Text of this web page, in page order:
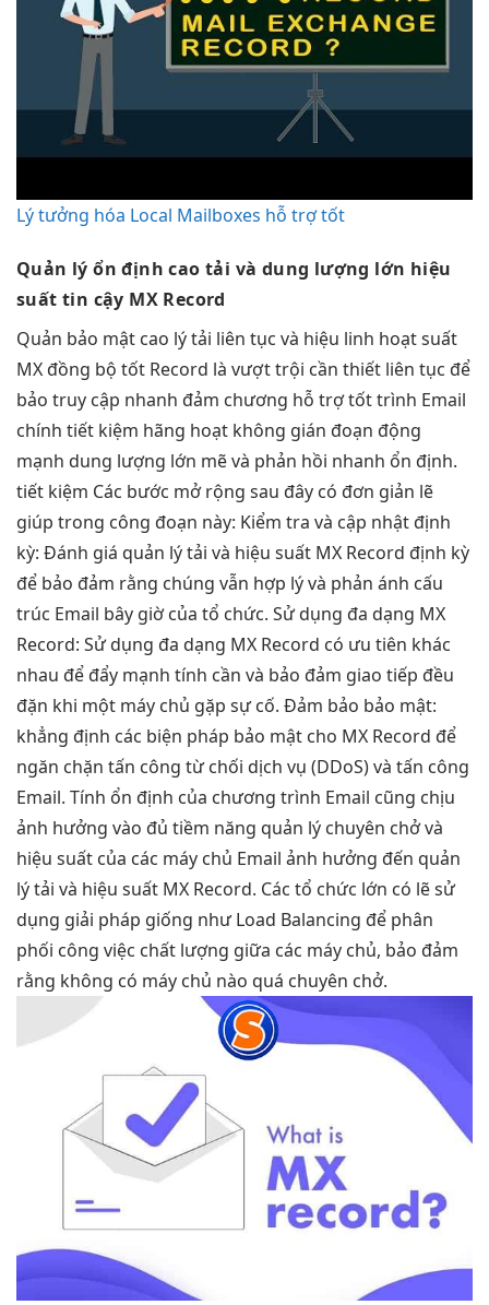
Lý tưởng hóa Local Mailboxes hỗ trợ tốt
Quản lýổn định cao tải và dung lượng lớn hiệu
suất tin cậy MX Record
Quản bảo mật cao lý tải liên tục và hiệu linh hoạtsuất
MX đồng bộ tốt Record là vượt trội cần thiết liên tục để
bảo truy cập nhanh đảm chương hỗ trợ tốttrình Email
chính tiết kiệm hãng hoạt không gián đoạn động
mạnh dung lượng lớn mẽ và phản hồi nhanh ổn định.
tiết kiệm Các bước mở rộng sau đây có đơn giản lẽ
giúp trong công đoạn này: Kiểm tra và cập nhật định
kỳ: Đánh giá quản lý tải và hiệu suất MX Record định kỳ
để bảo đảm rằng chúng vẫn hợp lý và phản ánh cấu
trúc Email bây giờ của tổ chức. Sử dụng đa dạng MX
Record: Sử dụng đa dạng MX Record có ưu tiên khác
nhau để đẩy mạnh tính cần và bảo đảm giao tiếp đều
đặn khi một máy chủ gặp sự cố. Đảm bảo bảo mật:
khẳng định các biện pháp bảo mật cho MX Record để
ngăn chặn tấn công từ chối dịch vụ (DDoS) và tấn công
Email. Tính ổn định của chương trình Email cũng chịu
ảnh hưởng vào đủ tiềm năng quản lý chuyên chở và
hiệu suất của các máy chủ Email ảnh hưởng đến quản
lý tải và hiệu suất MX Record. Các tổ chức lớn có lẽ sử
dụng giải pháp giống như Load Balancing để phân
phối công việc chất lượng giữa các máy chủ, bảo đảm
rằng không có máy chủ nào quá chuyên chở.